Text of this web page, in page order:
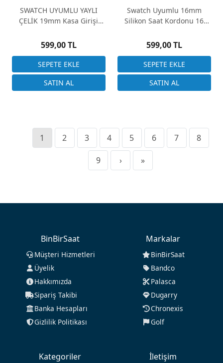
SWATCH UYUMLU YAYLI
ÇELİK 19mm Kasa Girişi
599,00 TL
Swatch Uyumlu 16mm
Silikon Saat Kordonu 16
599,00 TL
1 2 3 4 5 6 7 8
9 › »
BinBirSaat
Müşteri Hizmetleri
Üyelik
Hakkımızda
Sipariş Takibi
Banka Hesapları
Gizlilik Politikası
Markalar
BinBirSaat
Bandco
Palasca
Dugarry
Chronexis
Golf
Kategoriler İletişim